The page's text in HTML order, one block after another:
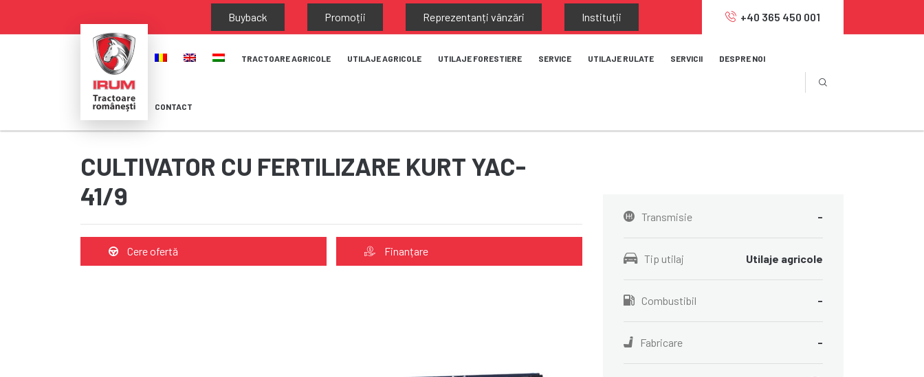
Buyback Promoții Reprezentanți vânzări Instituții +40 365 450 001
TRACTOARE AGRICOLE UTILAJE AGRICOLE UTILAJE FORESTIERE SERVICE UTILAJE RULATE SERVICII DESPRE NOI
CONTACT
CULTIVATOR CU FERTILIZARE KURT YAC-
41/9
Cere ofertă Finanțare
Transmisie -
Tip utilaj Utilaje agricole
Combustibil -
Fabricare -